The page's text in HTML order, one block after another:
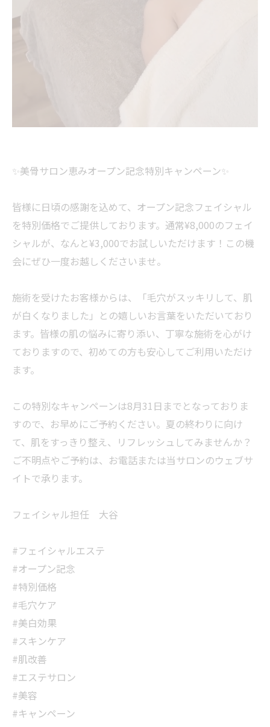
✨美骨サロン恵みオープン記念特別キャンペーン✨
皆様に日頃の感謝を込めて、オープン記念フェイシャル
を特別価格でご提供しております。通常¥8,000のフェイ
シャルが、なんと¥3,000でお試しいただけます！この機
会にぜひ一度お越しくださいませ。
施術を受けたお客様からは、「毛穴がスッキリして、肌
が白くなりました」との嬉しいお言葉をいただいており
ます。皆様の肌の悩みに寄り添い、丁寧な施術を心がけ
ておりますので、初めての方も安心してご利用いただけ
ます。
この特別なキャンペーンは8月31日までとなっておりま
すので、お早めにご予約ください。夏の終わりに向け
て、肌をすっきり整え、リフレッシュしてみませんか？
ご不明点やご予約は、お電話または当サロンのウェブサ
イトで承ります。
フェイシャル担任 大谷
#フェイシャルエステ
#オープン記念
#特別価格
#毛穴ケア
#美白効果
#スキンケア
#肌改善
#エステサロン
#美容
#キャンペーン